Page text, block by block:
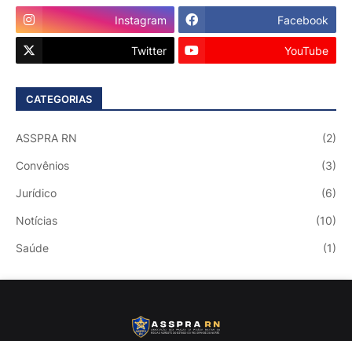
Instagram Facebook
Twitter YouTube
CATEGORIAS
ASSPRA RN (2)
Convênios (3)
Jurídico (6)
Notícias (10)
Saúde (1)